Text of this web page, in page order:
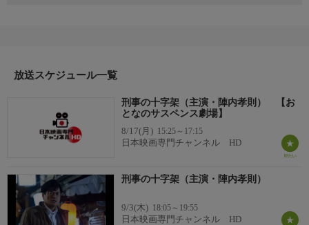
される中、島田はある疑念から捜査の洗い直しを求める。そんな
放送スケジュール一覧
刑事の十字架（主演・陣内孝則） 【お
となのサスペンス劇場】
8/17(月) 15:25～17:15
日本映画専門チャンネル HD
刑事の十字架（主演・陣内孝則）
9/3(木) 18:05～19:55
日本映画専門チャンネル HD